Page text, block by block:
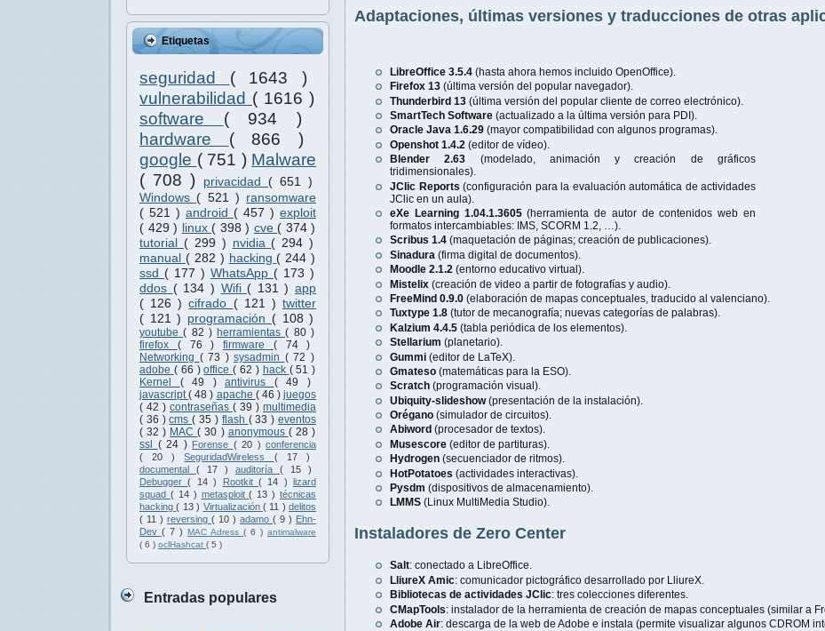
Etiquetas
seguridad ( 1643 )
vulnerabilidad ( 1616 )
software ( 934 )
hardware ( 866 )
google ( 751 ) Malware
( 708 )
privacidad ( 651 )
Windows ( 521 ) ransomware
( 521 ) android ( 457 ) exploit
( 429 ) linux ( 398 ) cve ( 374 )
tutorial ( 299 ) nvidia ( 294 )
manual ( 282 ) hacking ( 244 )
ssd ( 177 ) WhatsApp ( 173 )
ddos ( 134 ) Wifi ( 131 ) app
( 126 )cifrado ( 121 )twitter
( 121 ) programación ( 108 )
youtube( 82 ) herramientas( 80 )
firefox ( 76 ) firmware ( 74 )
Networking ( 73 ) sysadmin ( 72 )
adobe ( 66 )office( 62 ) hack ( 51 )
Kernel ( 49 ) antivirus ( 49 )
javascript( 48 ) apache ( 46 ) juegos
( 42 ) contraseñas ( 39 ) multimedia
( 36 )cms( 35 ) flash ( 33 )eventos
( 32 ) MAC( 30 ) anonymous ( 28 )
ssl ( 24 ) Forense ( 20 ) conferencia
( 20 )SeguridadWireless ( 17 )
documental ( 17 ) auditoría ( 15 )
Debugger( 14 ) Rootkit ( 14 ) lizard
squad ( 14 ) metasploit( 13 ) técnicas
hacking( 13 ) Virtualización ( 11 ) delitos
( 11 ) reversing ( 10 ) adamo ( 9 ) Ehn-
Dev ( 7 ) MAC Adress ( 6 ) antimalware
( 6 ) oclHashcat ( 5 )
Entradas populares
Adaptaciones, últimas versiones y traducciones de otras
LibreOffice 3.5.4 (hasta ahora hemos incluido OpenOffice).
Firefox 13 (última versión del popular navegador).
Thunderbird 13 (última versión del popular cliente de correo electrónico).
SmartTech Software (actualizado a la última versión para PDI).
Oracle Java 1.6.29 (mayor compatibilidad con algunos programas).
Openshot 1.4.2 (editor de vídeo).
Blender 2.63 (modelado, animación y creación de gráficos
tridimensionales).
JClic Reports (configuración para la evaluación automática de actividades
JClic en un aula).
eXe Learning 1.04.1.3605(herramienta de autor de contenidos web en
formatos intercambiables: IMS, SCORM 1.2, …).
Scribus 1.4 (maquetación de páginas; creación de publicaciones).
Sinadura (firma digital de documentos).
Moodle 2.1.2 (entorno educativo virtual).
Mistelix (creación de video a partir de fotografías y audio).
FreeMind 0.9.0 (elaboración de mapas conceptuales, traducido al valenciano).
Tuxtype 1.8 (tutor de mecanografía; nuevas categorías de palabras).
Kalzium 4.4.5 (tabla periódica de los elementos).
Stellarium (planetario).
Gummi (editor de LaTeX).
Gmateso (matemáticas para la ESO).
Scratch (programación visual).
Ubiquity-slideshow(presentación de la instalación).
Orégano (simulador de circuitos).
Abiword (procesador de textos).
Musescore (editor de partituras).
Hydrogen (secuenciador de ritmos).
HotPotatoes (actividades interactivas).
Pysdm (dispositivos de almacenamiento).
LMMS (Linux MultiMedia Studio).
Instaladores de Zero Center
Salt: conectado a LibreOffice.
LliureX Amic: comunicador pictográfico desarrollado por LliureX.
Bibliotecas de actividades JClic: tres colecciones diferentes.
CMapTools: instalador de la herramienta de creación de mapas conceptuales (similar a
Adobe Air: descarga de la web de Adobe e instala (permite visualizar algunos CDROM